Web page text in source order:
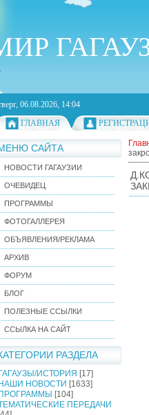
06.08.2026, 14:04
ГЛАВНАЯ
САЙТА
НОВОСТИ ГАГАУЗИИ
ОЧЕВИДЕЦ
ПРОГРАММЫ
ФОТОГАЛЛЕРЕЯ
ОБЪЯВЛЕНИЯ/РЕКЛАМА
АРХИВ
ФОРУМ
БЛОГ
ПОЛЕЗНЫЕ ССЫЛКИ
ССЫЛКА НА САЙТ
РАЗДЕЛА
ГАГАУЗЫ/ИСТОРИЯ [17]
НАШИ НОВОСТИ [1633]
ПРОГРАММЫ [104]
ПЕРЕДАЧИ